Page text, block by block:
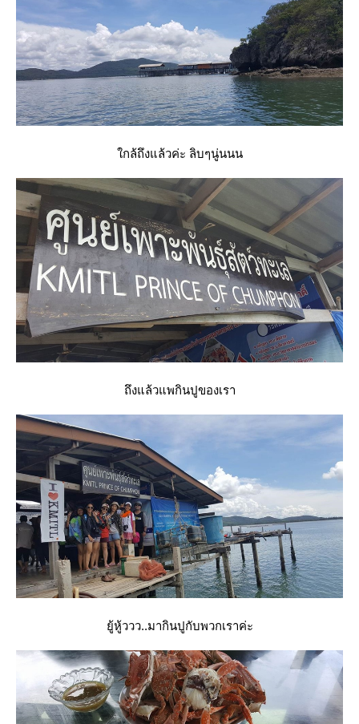
กล้ถึงแล้วค่ะ ลิบๆนู่นนน
ถึงแล้วแพกินปูของเรา
ู้หู้ววว..มากินปูกับพวกเราค่ะ